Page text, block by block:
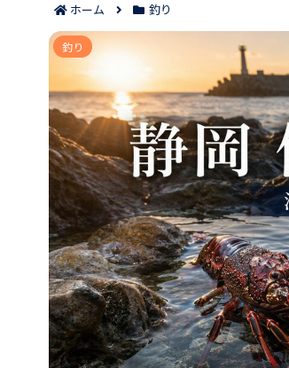
ホーム 釣り
静岡で伊勢海老の漁業権がない場
釣り